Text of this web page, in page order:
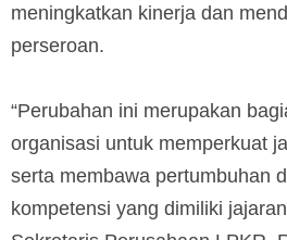
meningkatkan kinerja dan
perseroan.
“Perubahan ini merupakan
organisasi untuk memperkuat
serta membawa pertumbuhan
kompetensi yang dimiliki